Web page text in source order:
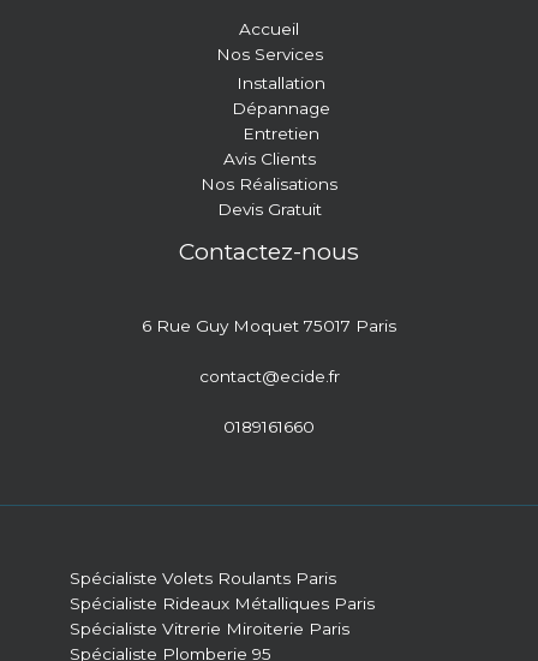
Accueil
Nos Services
Installation
Dépannage
Entretien
Avis Clients
Nos Réalisations
Devis Gratuit
Contactez-nous
6 Rue Guy Moquet 75017 Paris
contact@ecide.fr
0189161660
Spécialiste Volets Roulants Paris
Spécialiste Rideaux Métalliques Paris
Spécialiste Vitrerie Miroiterie Paris
Spécialiste Plomberie 95